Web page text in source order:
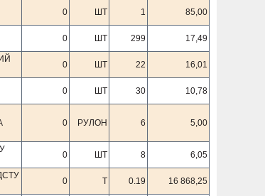
0 ШТ 1 85,00
0 ШТ 299 17,49
0 ШТ 22 16,01
0 ШТ 30 10,78
0 РУЛОН 6 5,00
0 ШТ 8 6,05
0 Т 0.19 16 868,25